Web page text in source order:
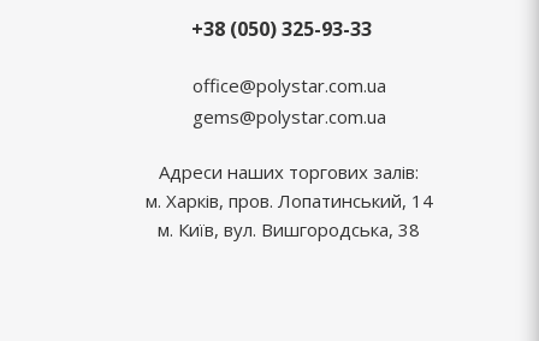
+38 (050) 325-93-33
office@polystar.com.ua
gems@polystar.com.ua
Адреси наших торгових залів:
м. Харків, пров. Лопатинський, 14
м. Київ, вул. Вишгородська, 38